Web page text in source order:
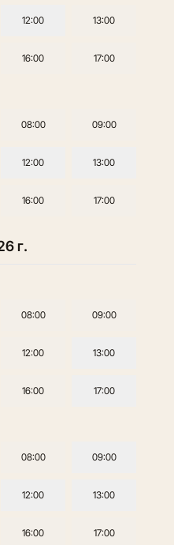
12:00 13:00
16:00 17:00
08:00 09:00
12:00 13:00
16:00 17:00
г.
08:00 09:00
12:00 13:00
16:00 17:00
08:00 09:00
12:00 13:00
16:00 17:00